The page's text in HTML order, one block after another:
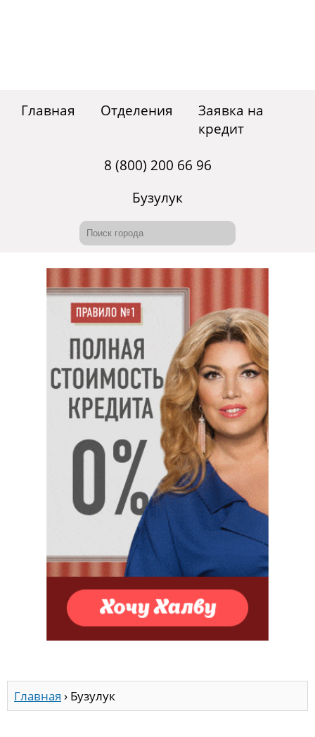
Главная Отделения
Заявка на
кредит
8 (800) 200 66 96
Бузулук
Главная › Бузулук